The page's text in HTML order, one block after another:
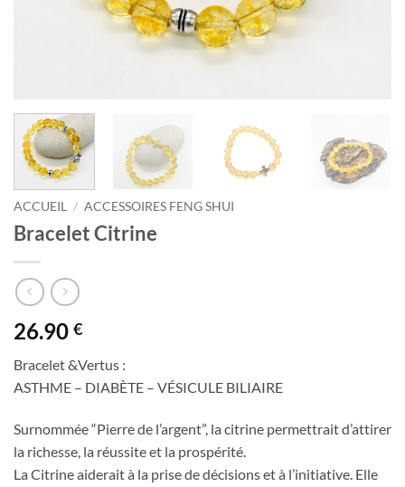
ACCUEIL / ACCESSOIRES FENG SHUI
Bracelet Citrine
26.90 €
Bracelet &Vertus :
ASTHME – DIABÈTE – VÉSICULE BILIAIRE
Surnommée “Pierre de l’argent”, la citrine permettrait d’attirer
la richesse, la réussite et la prospérité.
La Citrine aiderait à la prise de décisions et à l’initiative. Elle